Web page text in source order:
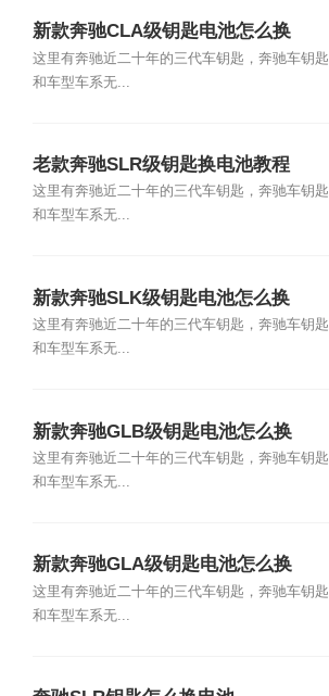
新款奔驰CLA级钥匙电池怎么换
这里有奔驰近二十年的三代车钥匙，奔驰车钥匙
和车型车系无...
老款奔驰SLR级钥匙换电池教程
这里有奔驰近二十年的三代车钥匙，奔驰车钥匙
和车型车系无...
新款奔驰SLK级钥匙电池怎么换
这里有奔驰近二十年的三代车钥匙，奔驰车钥匙
和车型车系无...
新款奔驰GLB级钥匙电池怎么换
这里有奔驰近二十年的三代车钥匙，奔驰车钥匙
和车型车系无...
新款奔驰GLA级钥匙电池怎么换
这里有奔驰近二十年的三代车钥匙，奔驰车钥匙
和车型车系无...